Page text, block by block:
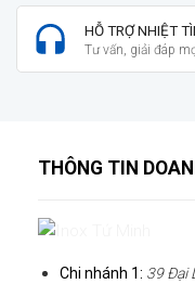
HỖ TRỢ NHIỆT
Tư vấn, giải đáp
THÔNG TIN
Chi nhánh 1: 39 Đại